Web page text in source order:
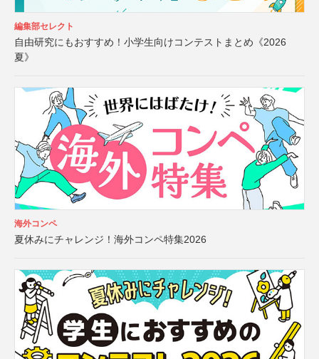
編集部セレクト
自由研究にもおすすめ！小学生向けコンテストまとめ《2026
夏》
海外コンペ
夏休みにチャレンジ！海外コンペ特集2026